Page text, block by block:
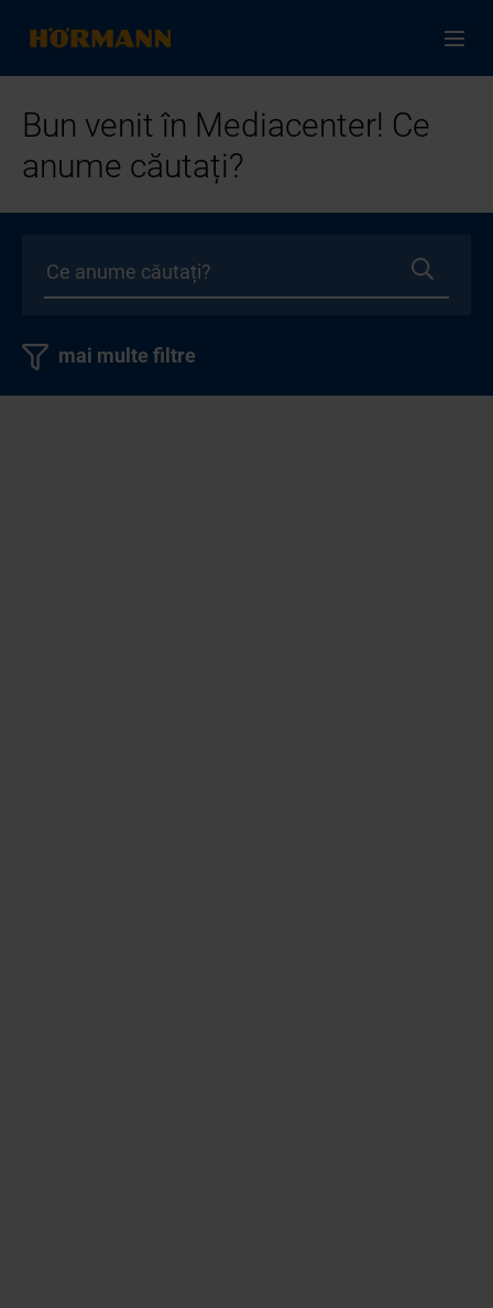
Bun venit în Mediacenter! Ce
anume căutați?
mai multe filtre